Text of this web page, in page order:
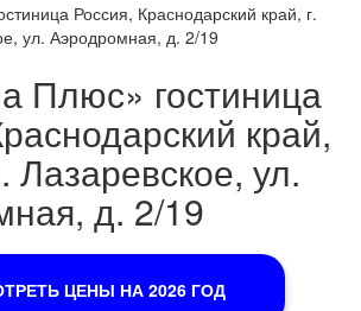
Россия, Краснодарский край, г.
ул. Аэродромная, д. 2/19
Плюс» гостиница
край,
Лазаревское, ул.
д. 2/19
ЦЕНЫ НА 2026 ГОД